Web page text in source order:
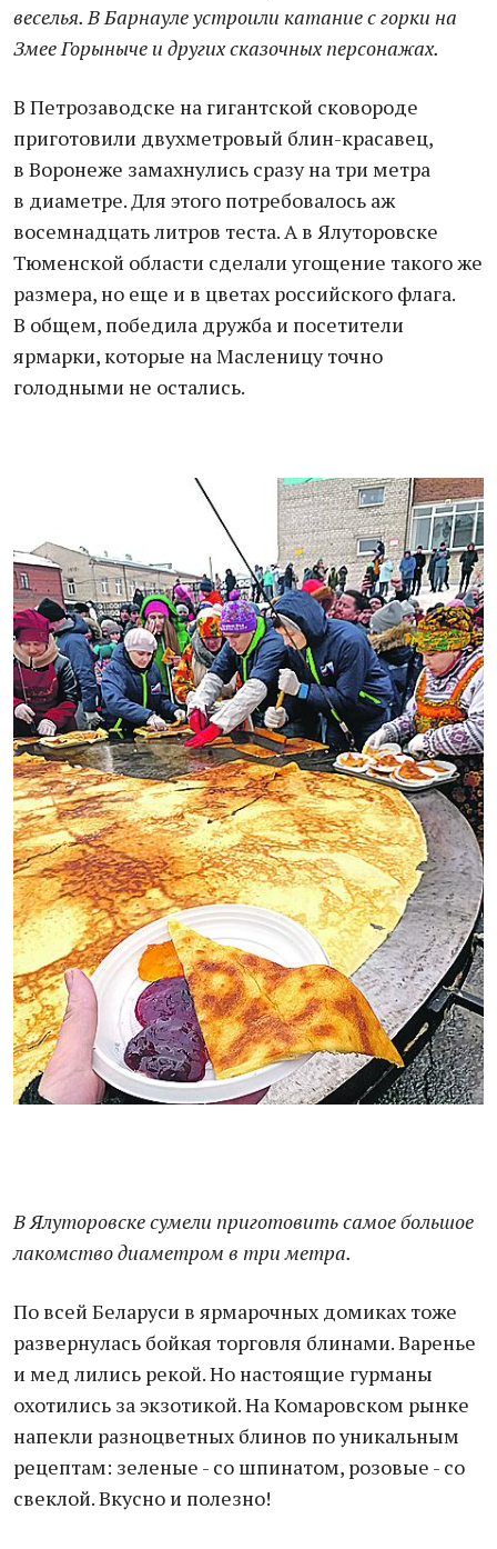
веселья. В Барнауле устроили катание с горки на
Змее Горыныче и других сказочных персонажах.
В Петрозаводске на гигантской сковороде
приготовили двухметровый блин-красавец,
в Воронеже замахнулись сразу на три метра
в диаметре. Для этого потребовалось аж
восемнадцать литров теста. А в Ялуторовске
Тюменской области сделали угощение такого же
размера, но еще и в цветах российского флага.
В общем, победила дружба и посетители
ярмарки, которые на Масленицу точно
голодными не остались.
В Ялуторовске сумели приготовить самое большое
лакомство диаметром в три метра.
По всей Беларуси в ярмарочных домиках тоже
развернулась бойкая торговля блинами. Варенье
и мед лились рекой. Но настоящие гурманы
охотились за экзотикой. На Комаровском рынке
напекли разноцветных блинов по уникальным
рецептам: зеленые - со шпинатом, розовые - со
свеклой. Вкусно и полезно!